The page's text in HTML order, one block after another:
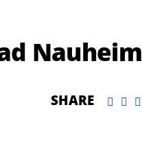
Nauheim
SHARE